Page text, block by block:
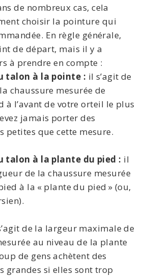
de nombreux cas, cela
choisir la pointure qui
En règle générale,
de départ, mais il y a
à prendre en compte :
talon à la pointe : il s’agit de
chaussure mesurée de
à l’avant de votre orteil le plus
jamais porter des
petites que cette mesure.
talon à la plante du pied : il
de la chaussure mesurée
à la « plante du pied » (ou,
de la largeur maximale de
au niveau de la plante
de gens achètent des
grandes si elles sont trop